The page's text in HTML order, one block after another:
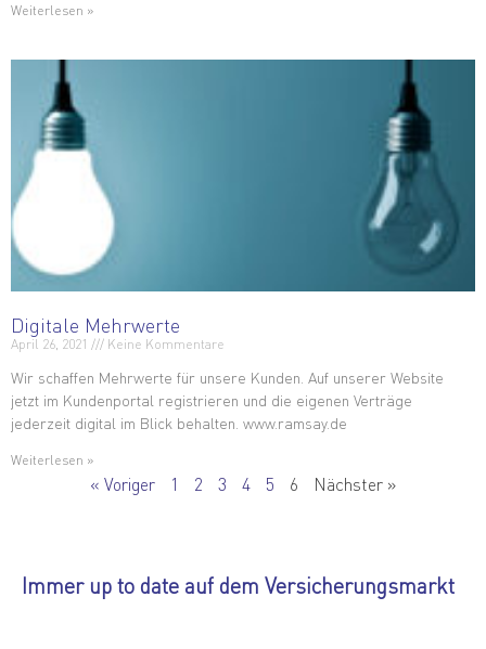
Weiterlesen »
Digitale Mehrwerte
April 26, 2021 Keine Kommentare
Wir schaffen Mehrwerte für unsere Kunden. Auf unserer Website
jetzt im Kundenportal registrieren und die eigenen Verträge
jederzeit digital im Blick behalten. www.ramsay.de
Weiterlesen »
« Voriger 1 2 3 4 5 6 Nächster »
Immer up to date auf dem Versicherungsmarkt